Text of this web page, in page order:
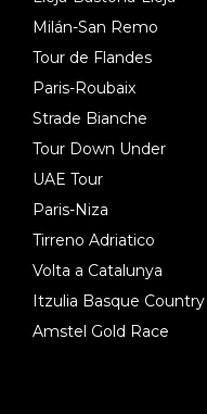
Milán-San Remo
Tour de Flandes
Paris-Roubaix
Strade Bianche
Tour Down Under
UAE Tour
Paris-Niza
Tirreno Adriatico
Volta a Catalunya
Itzulia Basque Country
Amstel Gold Race